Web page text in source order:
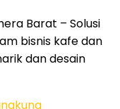
Barat – Solusi
bisnis kafe dan
dan desain